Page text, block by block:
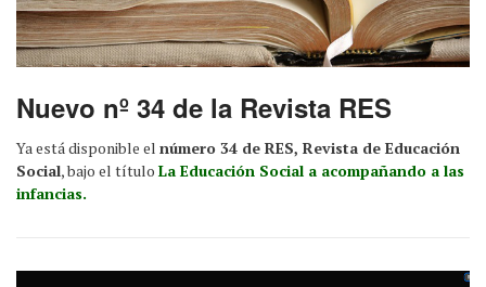
Nuevo nº 34 de la Revista RES
Ya está disponible el número 34 de RES, Revista de Educación
Social, bajo el título La Educación Social a acompañando a las
infancias.